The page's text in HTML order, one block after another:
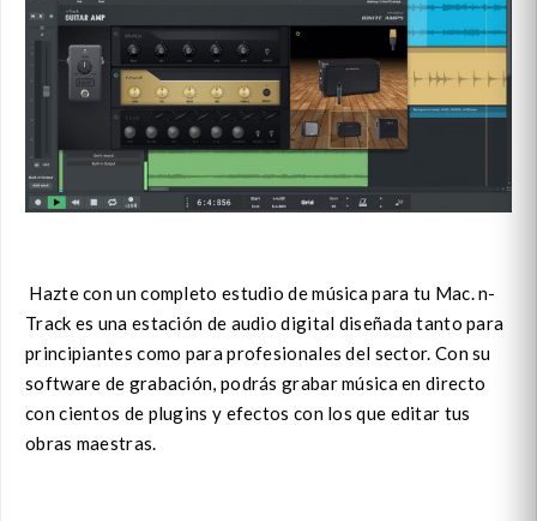
Hazte con un completo estudio de música para tu Mac. n-
Track es una estación de audio digital diseñada tanto para
principiantes como para profesionales del sector. Con su
software de grabación, podrás grabar música en directo
con cientos de plugins y efectos con los que editar tus
obras maestras.